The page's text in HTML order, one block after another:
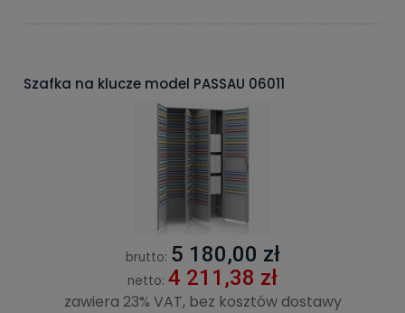
Szafka na klucze model PASSAU 06011
brutto: 5 180,00 zł
netto: 4 211,38 zł
zawiera 23% VAT, bez kosztów dostawy